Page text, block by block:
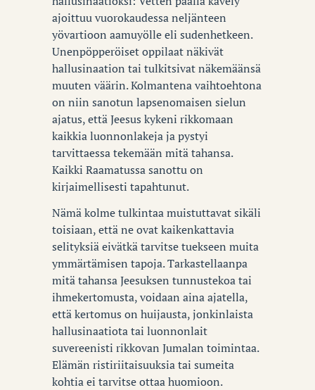
ajoittuu vuorokaudessa neljänteen
yövartioon aamuyölle eli sudenhetkeen.
Unenpöpperöiset oppilaat näkivät
hallusinaation tai tulkitsivat näkemäänsä
muuten väärin. Kolmantena vaihtoehtona
on niin sanotun lapsenomaisen sielun
ajatus, että Jeesus kykeni rikkomaan
kaikkia luonnonlakeja ja pystyi
tarvittaessa tekemään mitä tahansa.
Kaikki Raamatussa sanottu on
kirjaimellisesti tapahtunut.
Nämä kolme tulkintaa muistuttavat sikäli
toisiaan, että ne ovat kaikenkattavia
selityksiä eivätkä tarvitse tuekseen muita
ymmärtämisen tapoja. Tarkastellaanpa
mitä tahansa Jeesuksen tunnustekoa tai
ihmekertomusta, voidaan aina ajatella,
että kertomus on huijausta, jonkinlaista
hallusinaatiota tai luonnonlait
suvereenisti rikkovan Jumalan toimintaa.
Elämän ristiriitaisuuksia tai sumeita
kohtia ei tarvitse ottaa huomioon.